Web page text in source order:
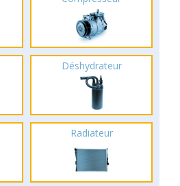
Déshydrateur
Radiateur